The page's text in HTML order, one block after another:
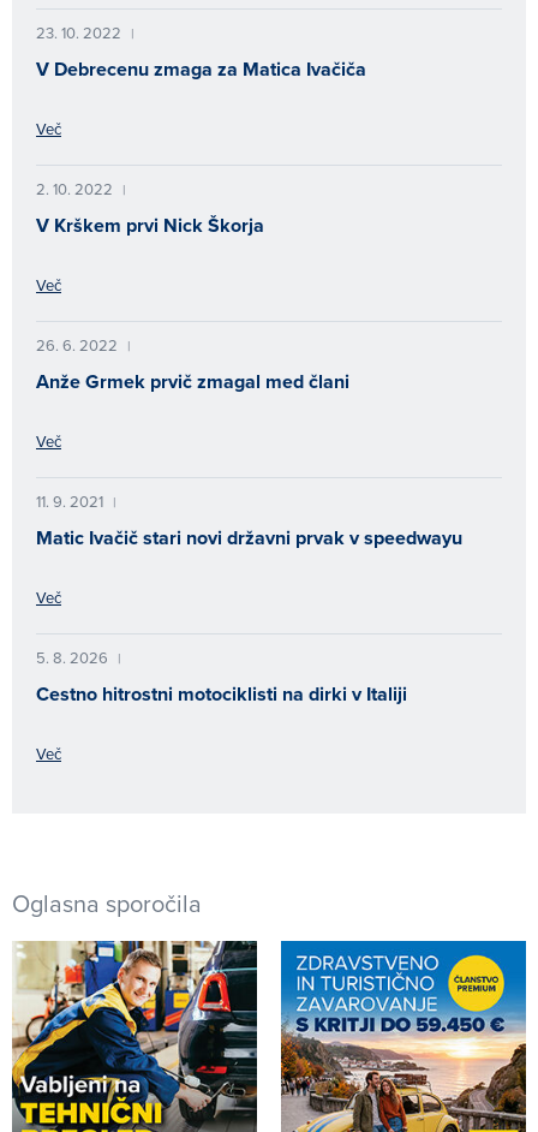
23. 10. 2022 |
V Debrecenu zmaga za Matica Ivačiča
Več
2. 10. 2022 |
V Krškem prvi Nick Škorja
Več
26. 6. 2022 |
Anže Grmek prvič zmagal med člani
Več
11. 9. 2021 |
Matic Ivačič stari novi državni prvak v speedwayu
Več
5. 8. 2026 |
Cestno hitrostni motociklisti na dirki v Italiji
Več
Oglasna sporočila